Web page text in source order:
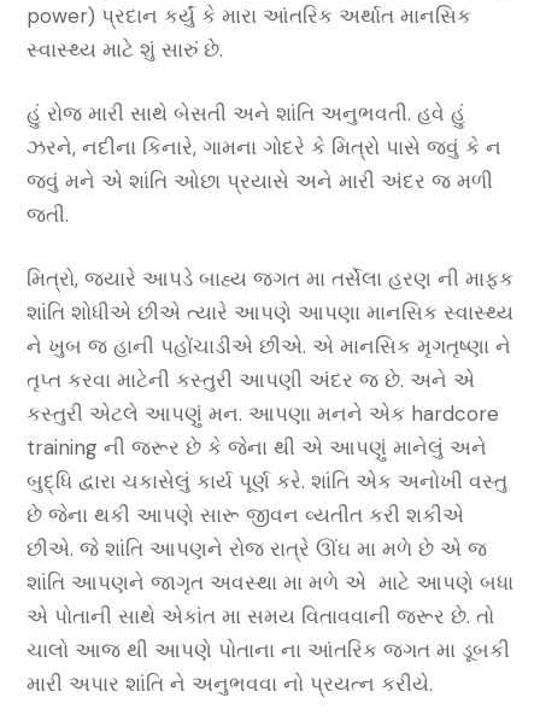
power) પ્રદાન કર્યું કે મારા આંતરિક અર્થાત માનસિક
સ્વાસ્થ્ય માટે શું સારું છે.
હું રોજ મારી સાથે બેસતી અને શાંતિ અનુભવતી. હવે હું
ઝરને, નદીના કિનારે, ગામના ગોદરે કે મિત્રો પાસે જવું કે ન
જવું મને એ શાંતિ ઓછા પ્રયાસે અને મારી અંદર જ મળી
જતી.
મિત્રો, જયારે આપડે બાહ્ય જગત મા તર્સેલા હરણ ની માફક
શાંતિ શોધીએ છીએ ત્યારે આપણે આપણા માનસિક સ્વાસ્થ્ય
ને ખુબ જ હાની પહોંચાડીએ છીએ. એ માનસિક મૃગતૃષ્ણા ને
તૃપ્ત કરવા માટેની કસ્તુરી આપણી અંદર જ છે. અને એ
કસ્તુરી એટલે આપણું મન. આપણા મનને એક hardcore
training ની જરૂર છે કે જેના થી એ આપણું માનેલું અને
બુદ્ધિ દ્વારા ચકાસેલું કાર્ય પૂર્ણ કરે. શાંતિ એક અનોખી વસ્તુ
છે જેના થકી આપણે સારૂ જીવન વ્યતીત કરી શકીએ
છીએ. જે શાંતિ આપણને રોજ રાત્રે ઊંઘ મા મળે છે એ જ
શાંતિ આપણને જાગૃત અવસ્થા મા મળે એ માટે આપણે બધા
એ પોતાની સાથે એકાંત મા સમય વિતાવવાની જરૂર છે. તો
ચાલો આજ થી આપણે પોતાના ના આંતરિક જગત મા ડૂબકી
મારી અપાર શાંતિ ને અનુભવવા નો પ્રયત્ન કરીયે.